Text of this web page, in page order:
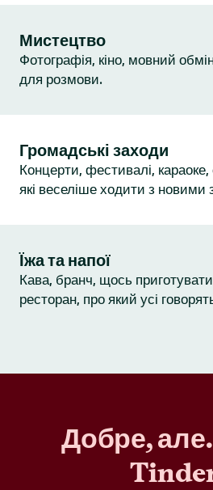
Мистецтво
Фотографія, кіно, мовний
для розмови.
Громадські заходи
Концерти, фестивалі,
які веселіше ходити з
Їжа та напої
Кава, бранч, щось
ресторан, про який усі
Добре,